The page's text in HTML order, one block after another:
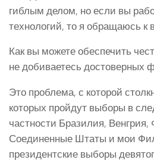
гиблым делом, но если вы
технологий, то я обращаюсь к
Как вы можете обеспечить
не добиваетесь достоверных
Это проблема, с которой
которых пройдут выборы в
частности Бразилия, Венгрия,
Соединенные Штаты и мои
президентские выборы